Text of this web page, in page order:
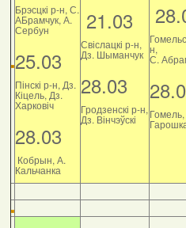
Брэсцкі р-н, С.
АБрамчук, А.
Сербун
25.03
Пінскі р-н, Дз.
Кіцель, Дз.
Харковіч
28.03
Кобрын, А.
Кальчанка
21.03
Свіслацкі р-н,
Дз. Шыманчук
28.03
Гродзенскі р-н,
Дз. Вінчэўскі
н,
С.
Гомель,